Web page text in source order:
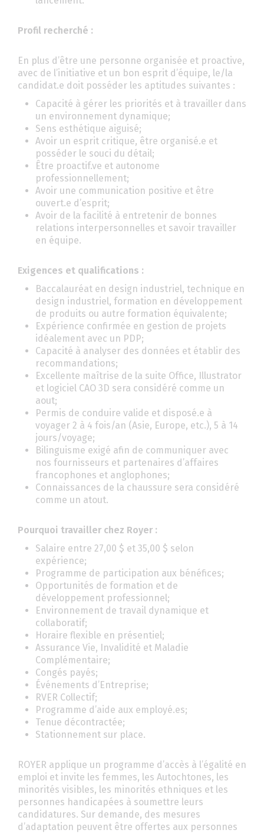
Profil recherché :
En plus d’être une personne organisée et proactive,
avec de l’initiative et un bon esprit d’équipe, le/la
candidat.e doit posséder les aptitudes suivantes :
Capacité à gérer les priorités et à travailler dans
un environnement dynamique;
Sens esthétique aiguisé;
Avoir un esprit critique, être organisé.e et
posséder le souci du détail;
Être proactif.ve et autonome
professionnellement;
Avoir une communication positive et être
ouvert.e d’esprit;
Avoir de la facilité à entretenir de bonnes
relations interpersonnelles et savoir travailler
en équipe.
Exigences et qualifications :
Baccalauréat en design industriel, technique en
design industriel, formation en développement
de produits ou autre formation équivalente;
Expérience confirmée en gestion de projets
idéalement avec un PDP;
Capacité à analyser des données et établir des
recommandations;
Excellente maîtrise de la suite Office, Illustrator
et logiciel CAO 3D sera considéré comme un
aout;
Permis de conduire valide et disposé.e à
voyager 2 à 4 fois/an (Asie, Europe, etc.), 5 à 14
jours/voyage;
Bilinguisme exigé afin de communiquer avec
nos fournisseurs et partenaires d’affaires
francophones et anglophones;
Connaissances de la chaussure sera considéré
comme un atout.
Pourquoi travailler chez Royer :
Salaire entre 27,00 $ et 35,00 $ selon
expérience;
Programme de participation aux bénéfices;
Opportunités de formation et de
développement professionnel;
Environnement de travail dynamique et
collaboratif;
Horaire flexible en présentiel;
Assurance Vie, Invalidité et Maladie
Complémentaire;
Congés payés;
Événements d’Entreprise;
RVER Collectif;
Programme d’aide aux employé.es;
Tenue décontractée;
Stationnement sur place.
ROYER applique un programme d’accès à l’égalité en
emploi et invite les femmes, les Autochtones, les
minorités visibles, les minorités ethniques et les
personnes handicapées à soumettre leurs
candidatures. Sur demande, des mesures
d’adaptation peuvent être offertes aux personnes